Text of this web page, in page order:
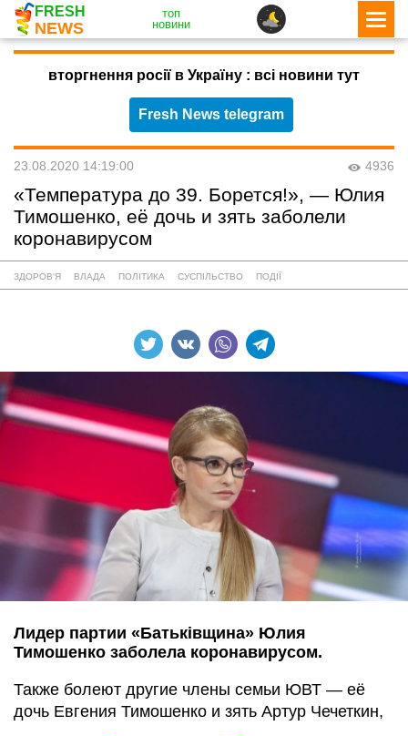
FRESH
NEWS
топ
новини
вторгнення росії в Україну : всі новини тут
Fresh News telegram
23.08.2020 14:19:00 4936
«Температура до 39. Борется!», — Юлия
Тимошенко, её дочь и зять заболели
коронавирусом
ЗДОРОВ'Я ВЛАДА ПОЛІТИКА СУСПІЛЬСТВО ПОДІЇ
Лидер партии «Батьківщина» Юлия
Тимошенко заболела коронавирусом.
Также болеют другие члены семьи ЮВТ — её
дочь Евгения Тимошенко и зять Артур Чечеткин,